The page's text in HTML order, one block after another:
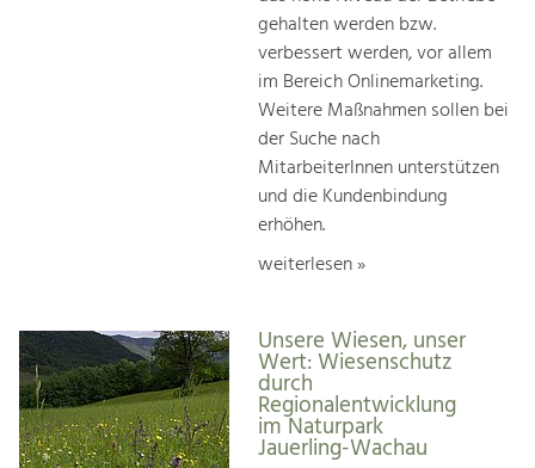
gehalten werden bzw.
verbessert werden, vor allem
im Bereich Onlinemarketing.
Weitere Maßnahmen sollen bei
der Suche nach
MitarbeiterInnen unterstützen
und die Kundenbindung
erhöhen.
weiterlesen »
Unsere Wiesen, unser
Wert: Wiesenschutz
durch
Regionalentwicklung
im Naturpark
Jauerling-Wachau